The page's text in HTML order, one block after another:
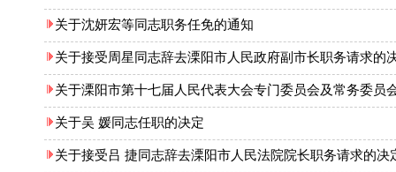
关于沈妍宏等同志职务任免的通知
关于接受周星同志辞去溧阳市人民政府副市长职务请求的
关于溧阳市第十七届人民代表大会专门委员会及常务委员
关于吴 媛同志任职的决定
关于接受吕 捷同志辞去溧阳市人民法院院长职务请求的决